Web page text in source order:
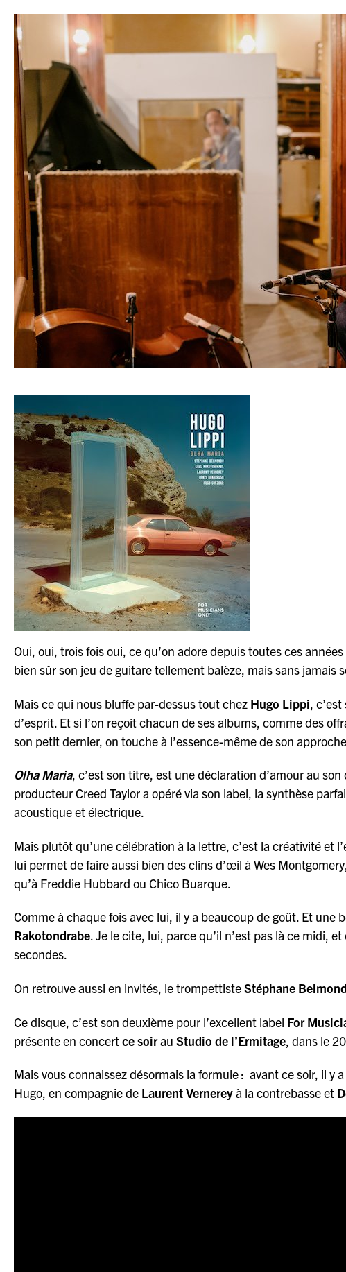
Oui, oui, trois fois oui, ce qu’on adore depuis toutes ces
bien sûr son jeu de guitare tellement balèze, mais sans
Mais ce qui nous bluffe par-dessus tout chez Hugo Lippi ,
d’esprit. Et si l’on reçoit chacun de ses albums, comme des
son petit dernier, on touche à l’essence-même de son
Olha Maria, c’est son titre, est une déclaration d’amour au
producteur Creed Taylor a opéré via son label, la synthèse
acoustique et électrique.
Mais plutôt qu’une célébration à la lettre, c’est la créativité et
lui permet de faire aussi bien des clins d’œil à Wes
qu’à Freddie Hubbard ou Chico Buarque.
Comme à chaque fois avec lui, il y a beaucoup de goût. Et
Rakotondrabe. Je le cite, lui, parce qu’il n’est pas là ce midi,
secondes.
On retrouve aussi en invités, le trompettisteStéphane
Ce disque, c’est son deuxième pour l’excellent label For
présente en concertce soirau Studio de l’Ermitage , dans le
Mais vous connaissez désormais la formule : avant ce soir, il y
Hugo, en compagnie de Laurent Vernereyà la contrebasse et